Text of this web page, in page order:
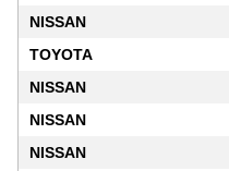
NISSAN
TOYOTA
NISSAN
NISSAN
NISSAN